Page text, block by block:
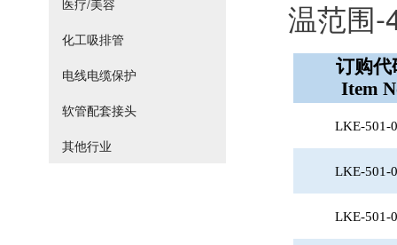
医疗/美容
化工吸排管
电线电缆保护
软管配套接头
其他行业
温范围-
订购代
Item
LKE-501-
LKE-501-
LKE-501-